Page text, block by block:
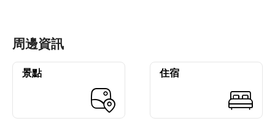
周邊資訊
景點 住宿